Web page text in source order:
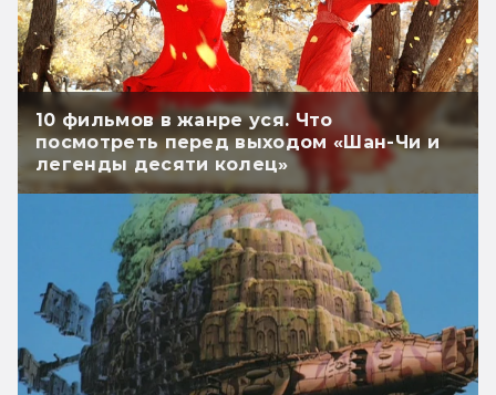
10 фильмов в жанре уся. Что
посмотреть перед выходом «Шан-Чи и
легенды десяти колец»